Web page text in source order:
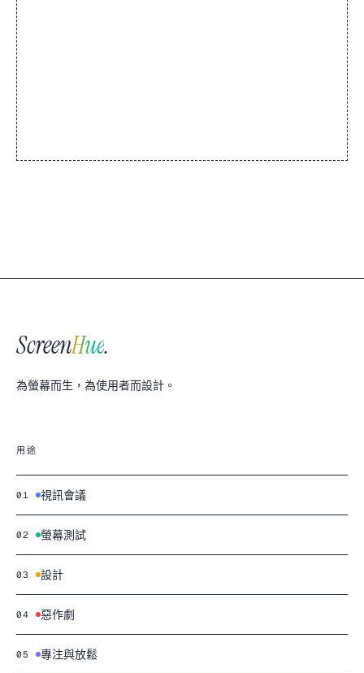
ScreenHue.
為螢幕而生，為使用者而設計。
用途
01 視訊會議
02 螢幕測試
03 設計
04 惡作劇
05 專注與放鬆